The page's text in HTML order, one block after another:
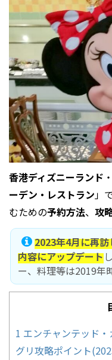
香港ディズニーランド ・
ーデン・レストラン」
むための予約方法、 攻
2023年4月に再
内容にアップデート
ー、料理等は2019年
1 エンチャンテッド
グリ攻略ポイント